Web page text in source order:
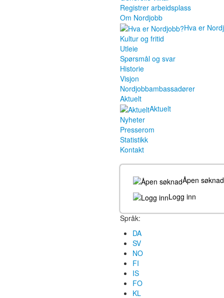
Registrer arbeidsplass
Om Nordjobb
Hva er
Kultur og fritid
Utleie
Spørsmål og svar
Historie
Visjon
Nordjobbambassadører
Aktuelt
Aktuelt
Nyheter
Presserom
Statistikk
Kontakt
Åpen søknad
Logg inn
Språk:
DA
SV
NO
FI
IS
FO
KL